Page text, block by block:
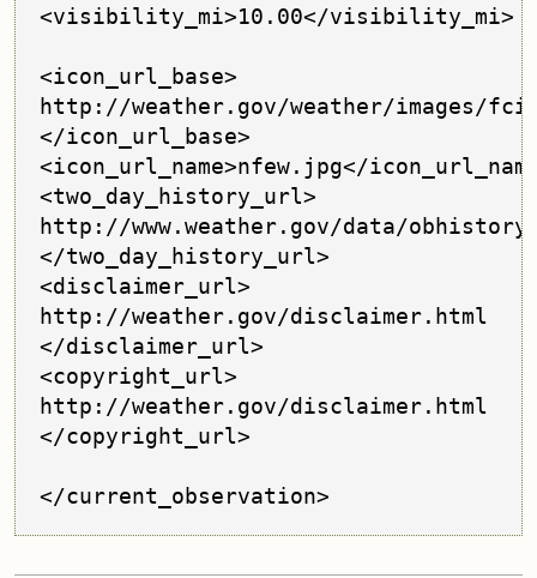
<visibility_mi>10.00</visibility_mi>
<icon_url_base>
http://weather.gov/weather/images/
</icon_url_base>
<icon_url_name>nfew.jpg</
<two_day_history_url>
http://www.weather.gov/data/obhistory/
</two_day_history_url>
<disclaimer_url>
http://weather.gov/disclaimer.html
</disclaimer_url>
<copyright_url>
http://weather.gov/disclaimer.html
</copyright_url>
</current_observation>